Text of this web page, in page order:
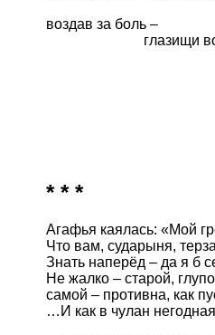
воздав за боль –
* * *
Агафья каялась: «Мой
Что вам, сударыня,
Знать наперёд – да я б
Не жалко – старой,
самой – противна, как
…И как в чулан